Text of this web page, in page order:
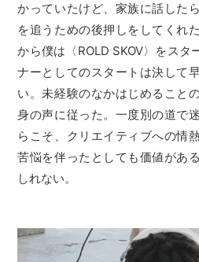
かっていたけど、家族に話した
を追うための後押しをしてくれ
から僕は〈ROLD SKOV〉をスタ
ナーとしてのスタートは決して
い。未経験のなかはじめること
身の声に従った。一度別の道で
らこそ、クリエイティブへの情
苦悩を伴ったとしても価値があ
しれない。